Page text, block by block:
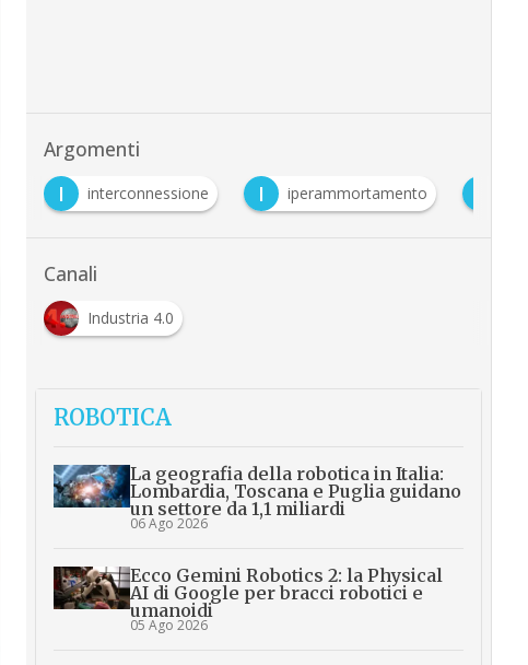
Argomenti
interconnessione I iperammortamento L logistica
Canali
Industria 4.0
ROBOTICA
La geografia della robotica in Italia:
Lombardia, Toscana e Puglia guidano
un settore da 1,1 miliardi
06 Ago 2026
Ecco Gemini Robotics 2: la Physical
AI di Google per bracci robotici e
umanoidi
05 Ago 2026